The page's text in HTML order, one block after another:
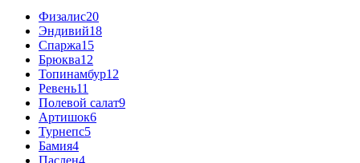
Физалис20
Эндивий18
Спаржа15
Брюква12
Топинамбур12
Ревень11
Полевой салат9
Артишок6
Турнепс5
Бамия4